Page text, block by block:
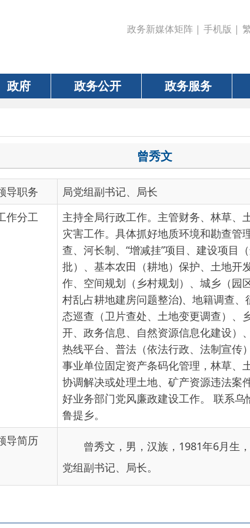
政务新媒体矩阵 | 手机版| 繁體 | 中国政府
政务公开 政务服务 互动
曾秀文
局党组副书记、局长
主持全局行政工作。主管财务、林草、土地、矿产资
灾害工作。具体抓好地质环境和勘查管理、矿产资源
查、河长制、“增减挂”项目、建设项目（选址预审、
批）、基本农田（耕地）保护、土地开发利用（储
作、空间规划（乡村规划）、城乡（园区）基准地
村乱占耕地建房问题整治)、地籍调查、征地拆迁、
态巡查（卫片查处、土地变更调查）、乡村振兴、
开、政务信息、自然资源信息化建设）、政风行风（
热线平台、普法（依法行政、法制宣传）、小微权
事业单位固定资产条码化管理，林草、土地、矿产纠
协调解决或处理土地、矿产资源违法案件问题。 配
好业务部门党风廉政建设工作。 联系乌恰县草原工
鲁提乡。
曾秀文，男，汉族，1981年6月生，新疆阿图什
党组副书记、局长。